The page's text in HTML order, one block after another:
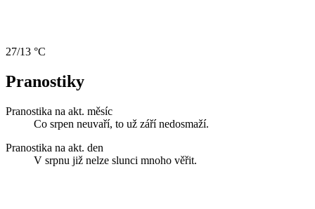
27/13 °C
Pranostiky
Pranostika na akt. měsíc
Co srpen neuvaří, to už září nedosmaží.
Pranostika na akt. den
V srpnu již nelze slunci mnoho věřit.